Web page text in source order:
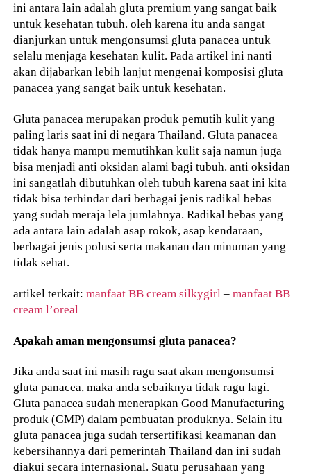
ini antara lain adalah gluta premium yang sangat baik
untuk kesehatan tubuh. oleh karena itu anda sangat
dianjurkan untuk mengonsumsi gluta panacea untuk
selalu menjaga kesehatan kulit. Pada artikel ini nanti
akan dijabarkan lebih lanjut mengenai komposisi gluta
panacea yang sangat baik untuk kesehatan.
Gluta panacea merupakan produk pemutih kulit yang
paling laris saat ini di negara Thailand. Gluta panacea
tidak hanya mampu memutihkan kulit saja namun juga
bisa menjadi anti oksidan alami bagi tubuh. anti oksidan
ini sangatlah dibutuhkan oleh tubuh karena saat ini kita
tidak bisa terhindar dari berbagai jenis radikal bebas
yang sudah meraja lela jumlahnya. Radikal bebas yang
ada antara lain adalah asap rokok, asap kendaraan,
berbagai jenis polusi serta makanan dan minuman yang
tidak sehat.
artikel terkait:manfaat BB cream silkygirl –manfaat BB
cream l’oreal
Apakah aman mengonsumsi gluta panacea?
Jika anda saat ini masih ragu saat akan mengonsumsi
gluta panacea, maka anda sebaiknya tidak ragu lagi.
Gluta panacea sudah menerapkan Good Manufacturing
produk (GMP) dalam pembuatan produknya. Selain itu
gluta panacea juga sudah tersertifikasi keamanan dan
kebersihannya dari pemerintah Thailand dan ini sudah
diakui secara internasional. Suatu perusahaan yang